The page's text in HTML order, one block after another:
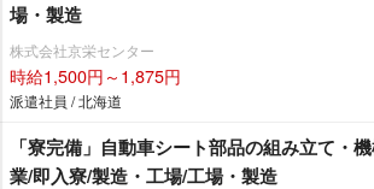
場・製造
株式会社京栄センター
時給1,500円～1,875円
派遣社員 / 北海道
「寮完備」自動車シート部品の組み立て・
業/即入寮/製造・工場/工場・製造